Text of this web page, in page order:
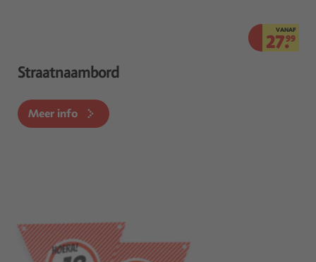
VANAF
27.99
Straatnaambord
Meer info